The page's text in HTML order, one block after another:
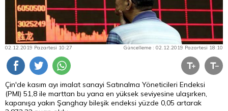
02.12.2019 Pazartesi 10:27 Güncelleme : 02.12.2019 Pazartesi 18:10
Çin'de kasım ayı imalat sanayi Satınalma Yöneticileri Endeksi
(PMI) 51,8 ile marttan bu yana en yüksek seviyesine ulaşırken,
kapanışa yakın Şanghay bileşik endeksi yüzde 0,05 artarak